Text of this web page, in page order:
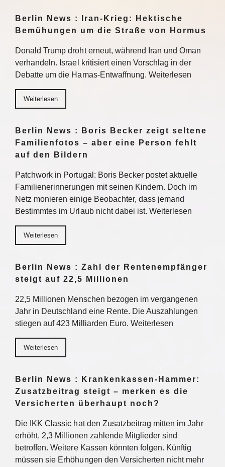
Berlin News : Iran-Krieg: Hektische
Bemühungen um die Straße von Hormus
Donald Trump droht erneut, während Iran und Oman
verhandeln. Israel kritisiert einen Vorschlag in der
Debatte um die Hamas-Entwaffnung. Weiterlesen
Weiterlesen
Berlin News : Boris Becker zeigt seltene
Familienfotos – aber eine Person fehlt
auf den Bildern
Patchwork in Portugal: Boris Becker postet aktuelle
Familienerinnerungen mit seinen Kindern. Doch im
Netz monieren einige Beobachter, dass jemand
Bestimmtes im Urlaub nicht dabei ist. Weiterlesen
Weiterlesen
Berlin News : Zahl der Rentenempfänger
steigt auf 22,5 Millionen
22,5 Millionen Menschen bezogen im vergangenen
Jahr in Deutschland eine Rente. Die Auszahlungen
stiegen auf 423 Milliarden Euro. Weiterlesen
Weiterlesen
Berlin News : Krankenkassen-Hammer:
Zusatzbeitrag steigt – merken es die
Versicherten überhaupt noch?
Die IKK Classic hat den Zusatzbeitrag mitten im Jahr
erhöht, 2,3 Millionen zahlende Mitglieder sind
betroffen. Weitere Kassen könnten folgen. Künftig
müssen sie Erhöhungen den Versicherten nicht mehr